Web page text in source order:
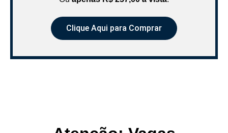
Clique Aqui para Comprar